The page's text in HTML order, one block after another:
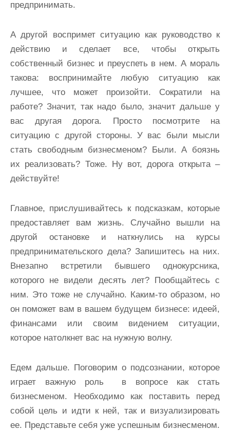
предпринимать.
А другой воспримет ситуацию как руководство к
действию и сделает все, чтобы открыть
собственный бизнес и преуспеть в нем. А мораль
такова: воспринимайте любую ситуацию как
лучшее, что может произойти. Сократили на
работе? Значит, так надо было, значит дальше у
вас другая дорога. Просто посмотрите на
ситуацию с другой стороны. У вас были мысли
стать свободным бизнесменом? Были. А боязнь
их реализовать? Тоже. Ну вот, дорога открыта –
действуйте!
Главное, прислушивайтесь к подсказкам, которые
предоставляет вам жизнь. Случайно вышли на
другой остановке и наткнулись на курсы
предпринимательского дела? Запишитесь на них.
Внезапно встретили бывшего однокурсника,
которого не видели десять лет? Пообщайтесь с
ним. Это тоже не случайно. Каким-то образом, но
он поможет вам в вашем будущем бизнесе: идеей,
финансами или своим видением ситуации,
которое натолкнет вас на нужную волну.
Едем дальше. Поговорим о подсознании, которое
играет важную роль в вопросе как стать
бизнесменом. Необходимо как поставить перед
собой цель и идти к ней, так и визуализировать
ее. Представьте себя уже успешным бизнесменом.